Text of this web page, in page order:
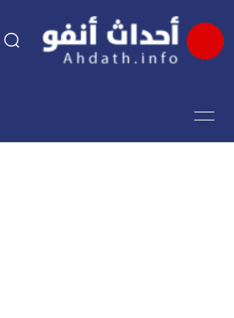
اقتصاد